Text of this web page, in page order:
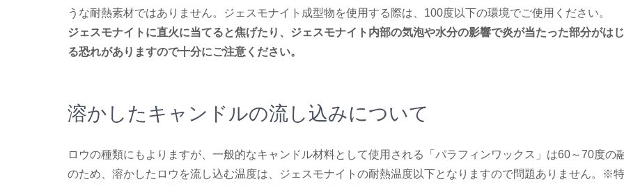
うな耐熱素材ではありません。ジェスモナイト成型物を使用する際は、100度以下の環境でご使用ください。
ジェスモナイトに直火に当てると焦げたり、ジェスモナイト内部の気泡や水分の影響で炎が当たった部分がは
る恐れがありますので十分にご注意ください。
溶かしたキャンドルの流し込みについて
ロウの種類にもよりますが、一般的なキャンドル材料として使用される「パラフィンワックス」は60～70度の
のため、溶かしたロウを流し込む温度は、ジェスモナイトの耐熱温度以下となりますので問題ありません。※